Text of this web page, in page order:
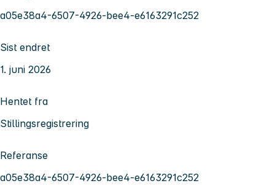
a05e38a4-6507-4926-bee4-e6163291c252
Sist endret
1. juni 2026
Hentet fra
Stillingsregistrering
Referanse
a05e38a4-6507-4926-bee4-e6163291c252